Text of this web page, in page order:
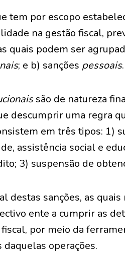
tem por escopo
na gestão fiscal,
quais podem ser
; e b) sanções pessoais.
são de natureza
descumprir uma regra
em três tipos: 1)
assistência social e
3) suspensão de
destas sanções, as
ente a cumprir as
por meio da
operações.